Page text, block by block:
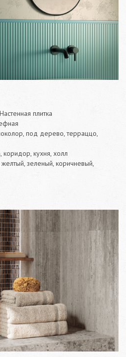
плитка
под дерево, терраццо,
коридор, кухня, холл
зеленый, коричневый,